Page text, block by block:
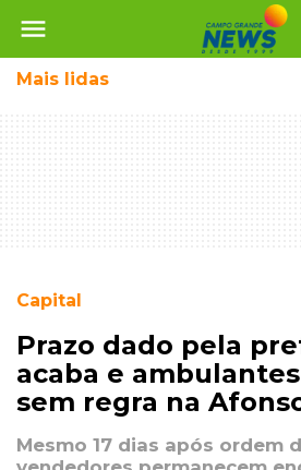
menu
Mais lidas
Capital
Prazo dado pela
acaba e
sem regra na
Mesmo 17 dias após ordem